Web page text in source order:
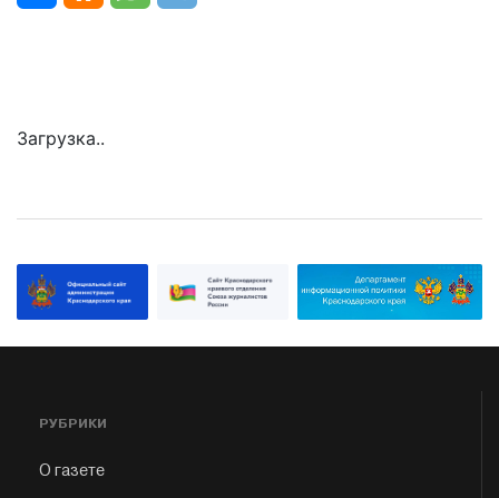
Загрузка..
РУБРИКИ
О газете